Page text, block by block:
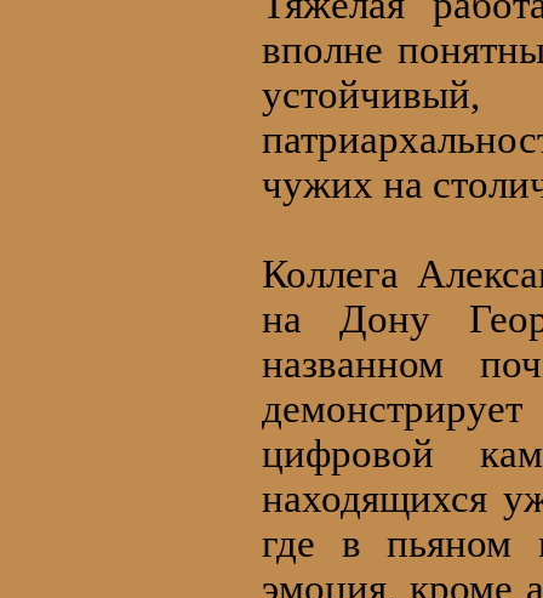
вполне
устойчивый,
чужих на
Коллега
на Дону
названном
цифровой
находящихся
где в пьяном
эмоция, кроме